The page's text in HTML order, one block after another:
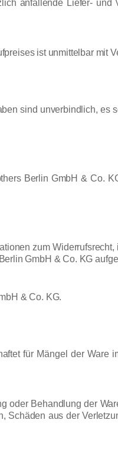
anfallende Liefer- und
ist unmittelbar mit
sind unverbindlich, es
Berlin GmbH & Co.
zum
GmbH & Co. KG
& Co. KG.
für Mängel der Ware
oder Behandlung der
Schäden aus der